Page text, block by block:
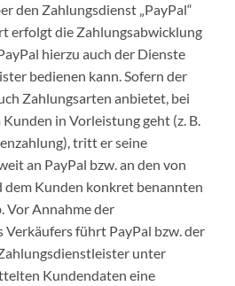
den Zahlungsdienst „PayPal“
erfolgt die Zahlungsabwicklung
hierzu auch der Dienste
bedienen kann. Sofern der
Zahlungsarten anbietet, bei
in Vorleistung geht (z. B.
tritt er seine
an PayPal bzw. an den von
dem Kunden konkret benannten
Vor Annahme der
führt PayPal bzw. der
unter
Kundendaten eine